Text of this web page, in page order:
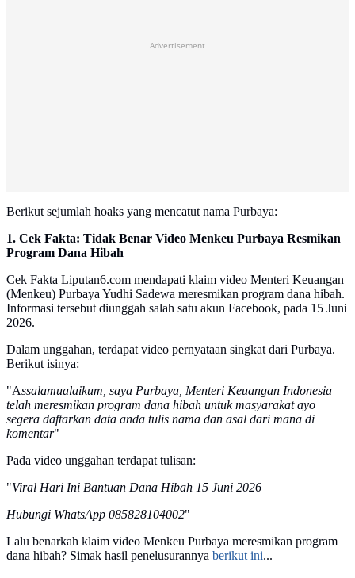
Advertisement
Berikut sejumlah hoaks yang mencatut nama Purbaya:
1. Cek Fakta: Tidak Benar Video Menkeu Purbaya Resmikan
Program Dana Hibah
Cek Fakta Liputan6.com mendapati klaim video Menteri Keuangan
(Menkeu) Purbaya Yudhi Sadewa meresmikan program dana hibah.
Informasi tersebut diunggah salah satu akun Facebook, pada 15 Juni
2026.
Dalam unggahan, terdapat video pernyataan singkat dari Purbaya.
Berikut isinya:
"Assalamualaikum, saya Purbaya, Menteri Keuangan Indonesia
telah meresmikan program dana hibah untuk masyarakat ayo
segera daftarkan data anda tulis nama dan asal dari mana di
komentar"
Pada video unggahan terdapat tulisan:
"Viral Hari Ini Bantuan Dana Hibah 15 Juni 2026
Hubungi WhatsApp 085828104002"
Lalu benarkah klaim video Menkeu Purbaya meresmikan program
dana hibah? Simak hasil penelusurannya berikut ini...